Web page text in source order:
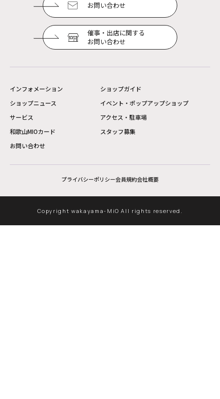
お問い合わせ
催事・出店に関する
お問い合わせ
インフォメーション
ショップガイド
ショップニュース
イベント・ポップアップショップ
サービス
アクセス・駐車場
和歌山MIOカード
スタッフ募集
お問い合わせ
プライバシーポリシー会員規約会社概要
Copyright wakayama-MiO All rights reserved.